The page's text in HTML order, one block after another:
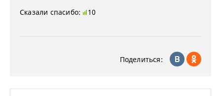
Сказали спасибо: 10
Поделиться: